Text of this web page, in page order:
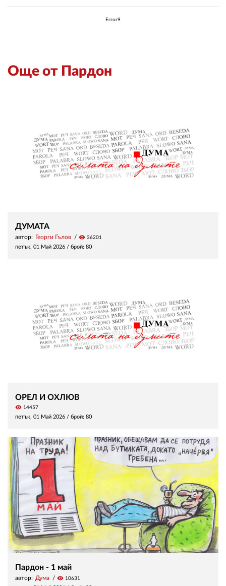
Error9
Още от Пардон
ДУМАТА
автор: Георги Гълов visibility 36201
петък, 01 Май 2026 / брой: 80
ОРЕЛ И ОХЛЮВ
visibility 14457
петък, 01 Май 2026 / брой: 80
Пардон - 1 май
автор: Дума visibility 10631